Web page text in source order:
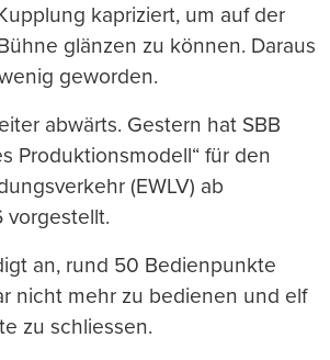
kapriziert, um auf der
glänzen zu können. Daraus
geworden.
abwärts. Gestern hat SBB
Produktionsmodell“ für den
(EWLV) ab
vorgestellt.
an, rund 50 Bedienpunkte
nicht mehr zu bedienen und elf
zu schliessen.